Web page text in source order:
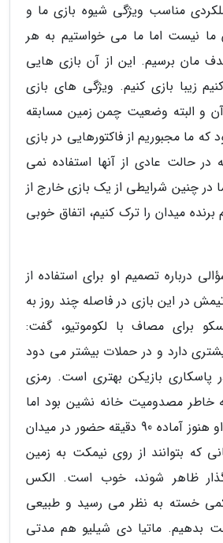
مناسب ویژگی شیوه بازی ما و
ما نیست اما ما می خواستیم به هر
مان برسیم. این از آن بازی هایی
زیبا بازی کنیم. ویژگی های بازی
و البته وضعیت چمن زمین مسابقه
که ما مجبوریم از فاکتورهایی در بازی
در حالت عادی از آنها استفاده نمی
ما در چنین شرایطی از یک بازی خارج از
برنده میدان را ترک کنیم، اتفاق خوبی
درباره تصمیم او برای استفاده از
در این بازی در فاصله چند روز به
برای مصاف با لکوموتیو، گفت:
دارد و در حملات بیشتر می دود
پاسکاری بازیکن بهتری است. رمزی
خاطر مصدومیت خانه نشین بود اما
من فکر نمی کنم که او هنوز آماده 90 دقیقه حضور در میدان
که بتوانند از روی نیمکت به زمین
ظاهر شوند، خوب است. الکس
خسته به نظر می رسید و طبیعی
بدهیم. ماتیا دی شیلیو هم مدتی